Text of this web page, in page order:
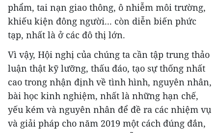
phẩm, tai nạn giao thông, ô nhiễm môi trường,
khiếu kiện đông người... còn diễn biến phức
tạp, nhất là ở các đô thị lớn.
Vì vậy, Hội nghị của chúng ta cần tập trung thảo
luận thật kỹ lưỡng, thấu đáo, tạo sự thống nhất
cao trong nhận định về tình hình, nguyên nhân,
bài học kinh nghiệm, nhất là những hạn chế,
yếu kém và nguyên nhân để đề ra các nhiệm vụ
và giải pháp cho năm 2019 một cách đúng đắn,